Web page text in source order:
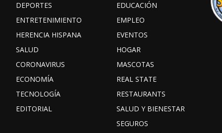
DEPORTES
ENTRETENIMIENTO
HERENCIA HISPANA
SALUD
CORONAVIRUS
ECONOMÍA
TECNOLOGÍA
EDITORIAL
EDUCACIÓN
EMPLEO
EVENTOS
HOGAR
MASCOTAS
REAL STATE
RESTAURANTS
SALUD Y BIENESTAR
SEGUROS